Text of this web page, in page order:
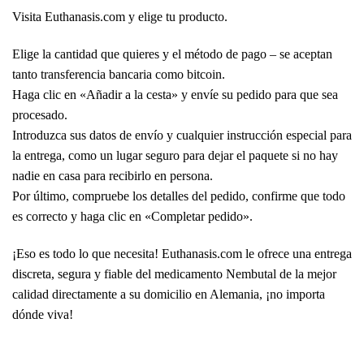
Visita Euthanasis.com y elige tu producto.
Elige la cantidad que quieres y el método de pago – se aceptan
tanto transferencia bancaria como bitcoin.
Haga clic en «Añadir a la cesta» y envíe su pedido para que sea
procesado.
Introduzca sus datos de envío y cualquier instrucción especial para
la entrega, como un lugar seguro para dejar el paquete si no hay
nadie en casa para recibirlo en persona.
Por último, compruebe los detalles del pedido, confirme que todo
es correcto y haga clic en «Completar pedido».
¡Eso es todo lo que necesita! Euthanasis.com le ofrece una entrega
discreta, segura y fiable del medicamento Nembutal de la mejor
calidad directamente a su domicilio en Alemania, ¡no importa
dónde viva!